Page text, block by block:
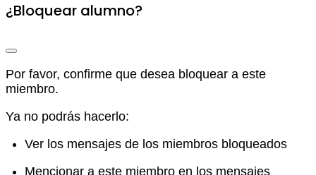
¿Bloquear alumno?
Por favor, confirme que desea bloquear a este
miembro.
Ya no podrás hacerlo:
Ver los mensajes de los miembros bloqueados
Mencionar a este miembro en los mensajes